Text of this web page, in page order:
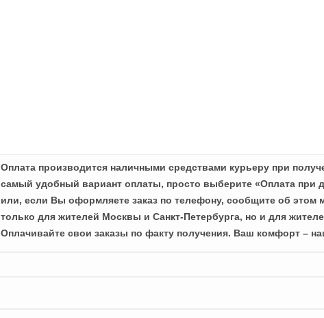
Оплата производится наличными средствами курьеру при
самый удобный вариант оплаты, просто выберите «Оплата при
или, если Вы оформляете заказ по телефону, сообщите об этом
только для жителей Москвы и Санкт-Петербурга, но и для
Оплачивайте свои заказы по факту получения. Ваш комфорт –